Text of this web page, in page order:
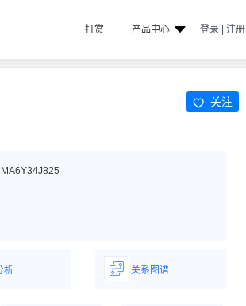
打赏 产品中心 登录 | 注册
关注
析
关系图谱